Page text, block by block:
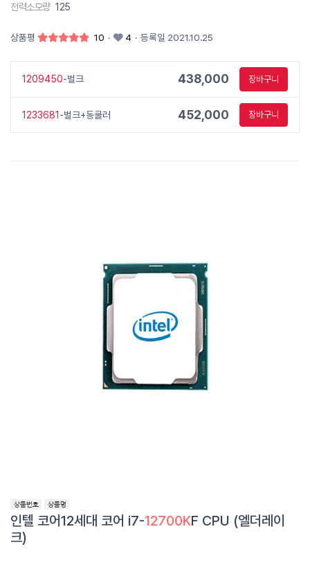
전력소모량 125
상품평 10 · 4 · 등록일 2021.10.25
1209450-벌크 438,000 장바구니
1233681 -벌크+동쿨러 452,000 장바구니
인텔 코어12세대 코어 i7-12700KF CPU (엘더레이
크)